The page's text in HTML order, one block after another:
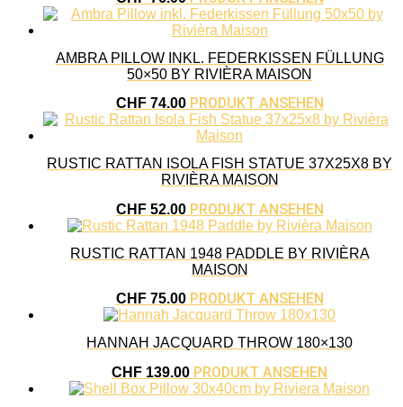
AMBRA PILLOW INKL. FEDERKISSEN FÜLLUNG
50×50 BY RIVIÈRA MAISON
CHF74.00 PRODUKT ANSEHEN
RUSTIC RATTAN ISOLA FISH STATUE 37X25X8 BY
RIVIÈRA MAISON
CHF52.00 PRODUKT ANSEHEN
RUSTIC RATTAN 1948 PADDLE BY RIVIÈRA
MAISON
CHF75.00 PRODUKT ANSEHEN
HANNAH JACQUARD THROW 180×130
CHF 139.00 PRODUKT ANSEHEN